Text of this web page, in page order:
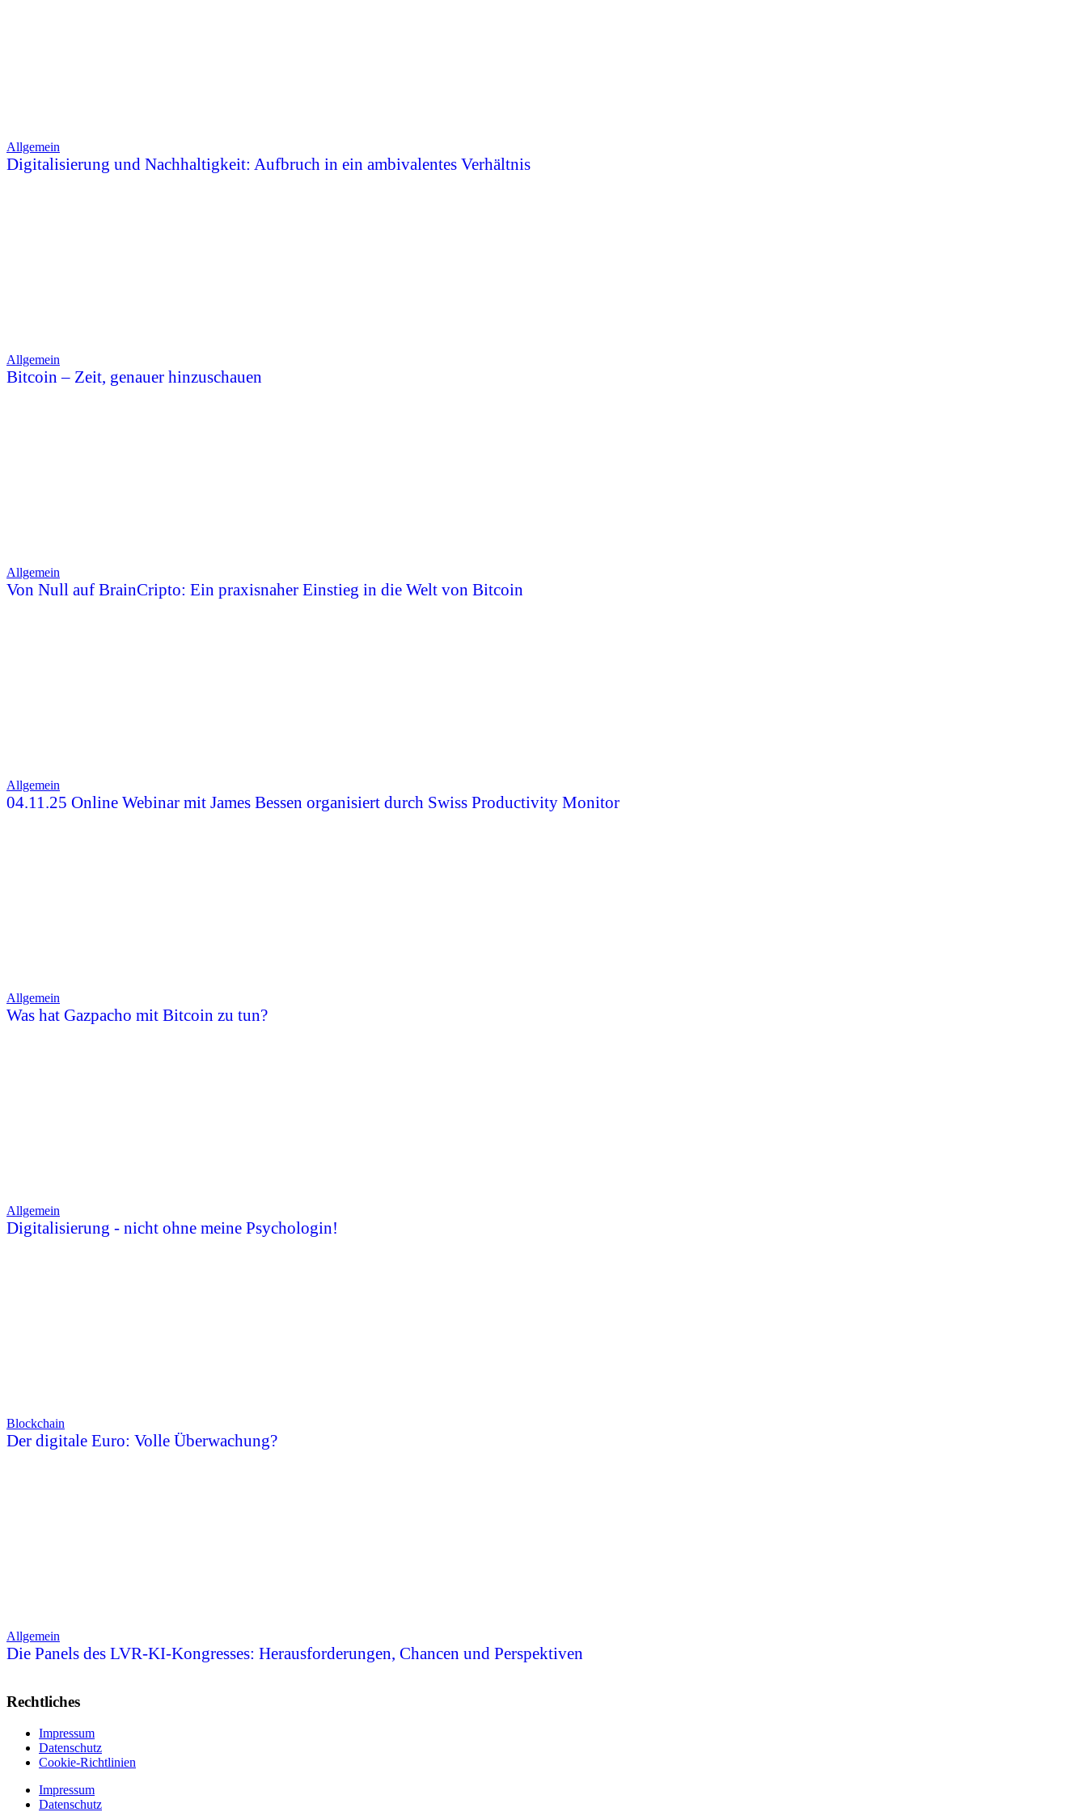
Allgemein
Digitalisierung und Nachhaltigkeit: Aufbruch in ein ambivalentes Verhältnis
Allgemein
Bitcoin – Zeit, genauer hinzuschauen
Allgemein
Von Null auf BrainCripto: Ein praxisnaher Einstieg in die Welt von Bitcoin
Allgemein
04.11.25 Online Webinar mit James Bessen organisiert durch Swiss Productivity Monitor
Allgemein
Was hat Gazpacho mit Bitcoin zu tun?
Allgemein
Digitalisierung - nicht ohne meine Psychologin!
Blockchain
Der digitale Euro: Volle Überwachung?
Allgemein
Die Panels des LVR-KI-Kongresses: Herausforderungen, Chancen und Perspektiven
Rechtliches
Impressum
Datenschutz
Cookie-Richtlinien
Impressum
Datenschutz